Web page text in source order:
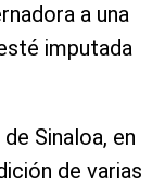
a una
imputada
Sinaloa, en
de varias